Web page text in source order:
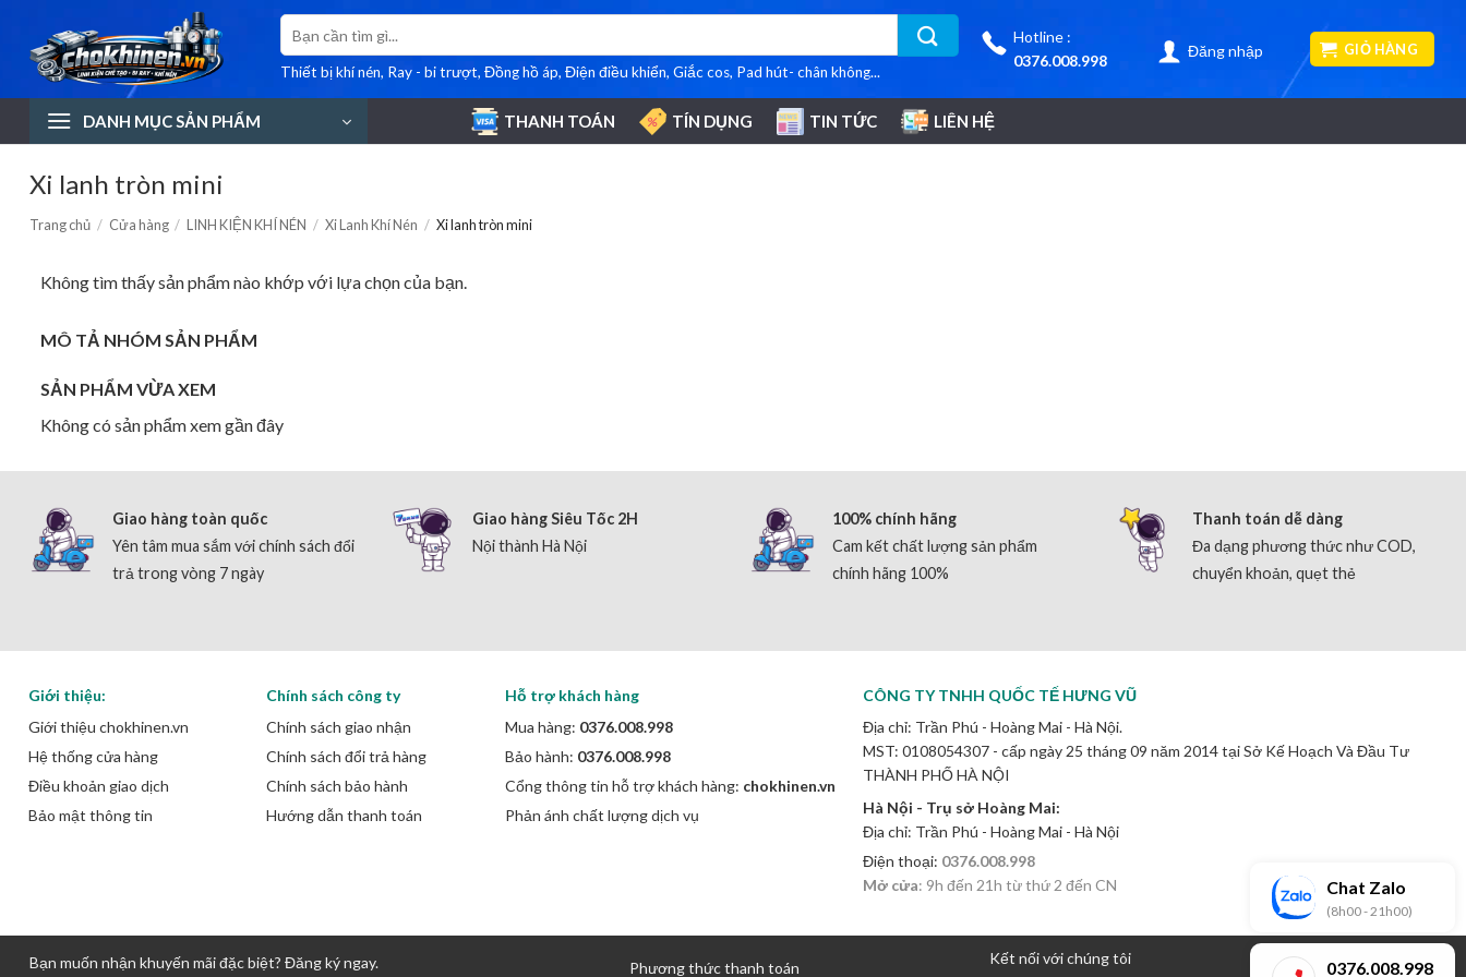
dung
Tìm
kiếm:
Thiết bị khí nén, Ray - bi trượt, Đồng hồ áp, Điện điều khiển, Giắc cos, Pad hút- chân không...
Hotline :
0376.008.998
Đăng nhập GIỎ HÀNG
DANH MỤC SẢN PHẨM THANH TOÁN TÍN DỤNG TIN TỨC LIÊN HỆ
Xi lanh tròn mini
Trang chủ / Cửa hàng / LINH KIỆN KHÍ NÉN / Xi Lanh Khí Nén / Xi lanh tròn mini
Không tìm thấy sản phẩm nào khớp với lựa chọn của bạn.
MÔ TẢ NHÓM SẢN PHẨM
SẢN PHẨM VỪA XEM
Không có sản phẩm xem gần đây
Giao hàng toàn quốc
Yên tâm mua sắm với chính sách đổi
trả trong vòng 7 ngày
Giao hàng Siêu Tốc 2H
Nội thành Hà Nội
100% chính hãng
Cam kết chất lượng sản phẩm
chính hãng 100%
Thanh toán dễ dàng
Đa dạng phương thức như COD,
chuyển khoản, quẹt thẻ
Giới thiệu:
Giới thiệu chokhinen.vn
Hệ thống cửa hàng
Điều khoản giao dịch
Bảo mật thông tin
Chính sách công ty
Chính sách giao nhận
Chính sách đổi trả hàng
Chính sách bảo hành
Hướng dẫn thanh toán
Hỗ trợ khách hàng
Mua hàng: 0376.008.998
Bảo hành: 0376.008.998
Cổng thông tin hỗ trợ khách hàng: chokhinen.vn
Phản ánh chất lượng dịch vụ
CÔNG TY TNHH QUỐC TẾ HƯNG VŨ
Địa chỉ: Trần Phú - Hoàng Mai - Hà Nội.
MST: 0108054307 - cấp ngày 25 tháng 09 năm 2014 tại Sở Kế Hoạch Và Đầu Tư
THÀNH PHỐ HÀ NỘI
Hà Nội - Trụ sở Hoàng Mai:
Địa chỉ: Trần Phú - Hoàng Mai - Hà Nội
Điện thoại: 0376.008.998
Mở cửa: 9h đến 21h từ thứ 2 đến CN
Bạn muốn nhận khuyến mãi đặc biệt? Đăng ký ngay. Phương thức thanh toán
Kết nối với chúng tôi
Chat Zalo
(8h00 - 21h00)
0376.008.998